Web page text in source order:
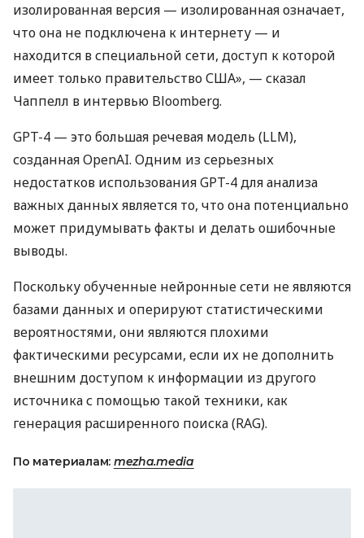
изолированная версия — изолированная означает,
что она не подключена к интернету — и
находится в специальной сети, доступ к которой
имеет только правительство США», — сказал
Чаппелл в интервью Bloomberg.
GPT-4 — это большая речевая модель (LLM),
созданная OpenAI. Одним из серьезных
недостатков использования GPT-4 для анализа
важных данных является то, что она потенциально
может придумывать факты и делать ошибочные
выводы.
Поскольку обученные нейронные сети не являются
базами данных и оперируют статистическими
вероятностями, они являются плохими
фактическими ресурсами, если их не дополнить
внешним доступом к информации из другого
источника с помощью такой техники, как
генерация расширенного поиска (RAG).
По материалам: mezha.media